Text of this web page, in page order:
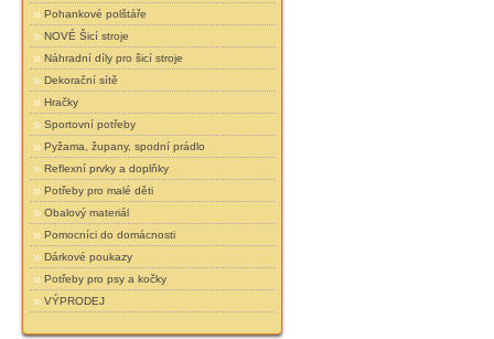
Pohankové polštáře
NOVÉ Šicí stroje
Náhradní díly pro šicí stroje
Dekorační sítě
Hračky
Sportovní potřeby
Pyžama, župany, spodní prádlo
Reflexní prvky a doplňky
Potřeby pro malé děti
Obalový materiál
Pomocníci do domácnosti
Dárkové poukazy
Potřeby pro psy a kočky
VÝPRODEJ